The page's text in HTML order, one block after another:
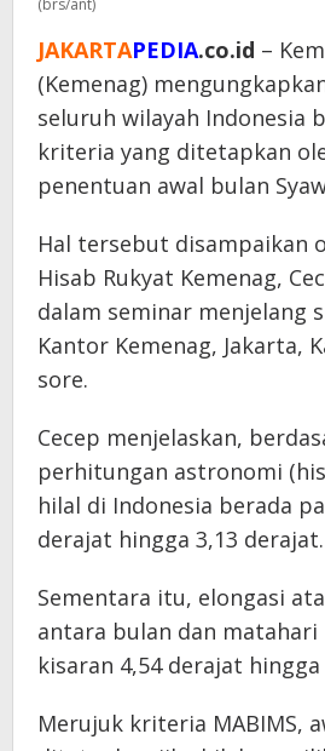
JAKARTAPEDIA.co.id –
(Kemenag)
seluruh wilayah Indonesia
kriteria yang ditetapkan
penentuan awal bulan
Hal tersebut disampaikan
Hisab Rukyat Kemenag,
dalam seminar menjelang
Kantor Kemenag, Jakarta,
sore.
Cecep menjelaskan,
perhitungan astronomi
hilal di Indonesia berada
derajat hingga 3,13 derajat.
Sementara itu, elongasi
antara bulan dan matahari
kisaran 4,54 derajat
Merujuk kriteria MABIMS,